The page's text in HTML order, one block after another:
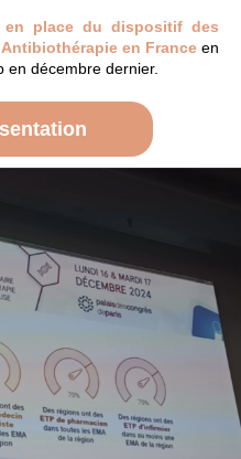
en place du dispositif des
en France en
en décembre dernier.